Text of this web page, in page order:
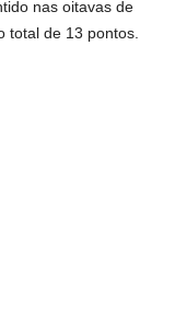
nas oitavas de
total de 13 pontos.